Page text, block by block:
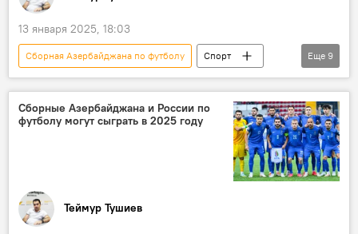
13 января 2025, 18:03
Сборная Азербайджана по футболу
Спорт
Азербайджан
Футбол
премьер-лига
российский тренер Василий Березуцкий
голкипер
Еще 9
Сборные Азербайджана и России по
футболу могут сыграть в 2025 году
Теймур Тушиев